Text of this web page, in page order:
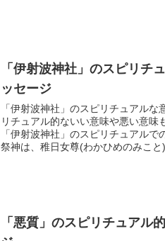
「伊射波神社」のスピリチ
ッセージ
「伊射波神社」のスピリチュアル
リチュアル的ないい意味や悪い意味
「伊射波神社」のスピリチュアル
祭神は、稚日女尊(わかひめのみこと
「悪質」のスピリチュアル